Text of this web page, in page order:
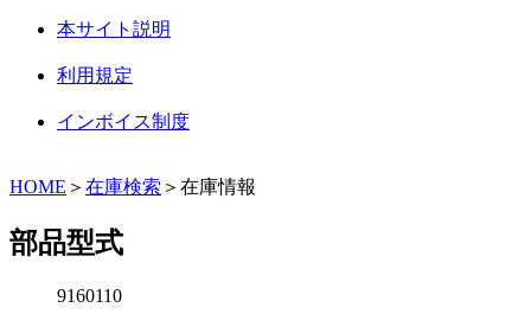
本サイト説明
利用規定
インボイス制度
HOME ＞ 在庫検索 ＞在庫情報
部品型式
9160110